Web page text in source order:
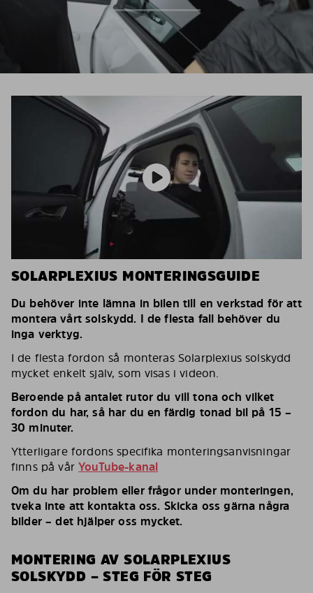
SOLARPLEXIUS MONTERINGSGUIDE
Du behöver inte lämna in bilen till en verkstad för att
montera vårt solskydd. I de flesta fall behöver du
inga verktyg.
I de flesta fordon så monteras Solarplexius solskydd
mycket enkelt själv, som visas i videon.
Beroende på antalet rutor du vill tona och vilket
fordon du har, så har du en färdig tonad bil på 15 –
30 minuter.
Ytterligare fordons specifika monteringsanvisningar
finns på vårYouTube-kanal
Om du har problem eller frågor under monteringen,
tveka inte att kontakta oss. Skicka oss gärna några
bilder – det hjälper oss mycket.
MONTERING AV SOLARPLEXIUS
SOLSKYDD – STEG FÖR STEG